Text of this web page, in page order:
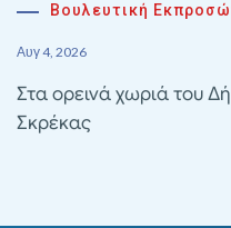
Βουλευτική
Αυγ 4, 2026
Στα ορεινά χωριά του
Σκρέκας